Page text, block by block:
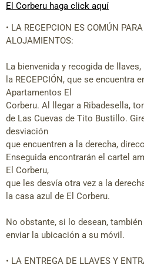
El Corberu haga click aquí
• LA RECEPCION ES COMÚN
ALOJAMIENTOS:
La bienvenida y recogida de
la RECEPCIÓN, que se encuentra
Apartamentos El
Corberu. Al llegar a Ribadesella,
de Las Cuevas de Tito Bustillo.
desviación
que encuentren a la derecha,
Enseguida encontrarán el cartel
El Corberu,
que les desvía otra vez a la
la casa azul de El Corberu.
No obstante, si lo desean,
enviar la ubicación a su móvil.
• LA ENTREGA DE LLAVES Y